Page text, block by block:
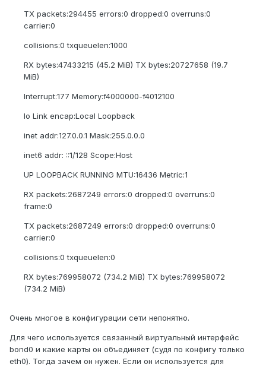
TX packets:294455 errors:0 dropped:0 overruns:0
carrier:0
collisions:0 txqueuelen:1000
RX bytes:47433215 (45.2 MiB) TX bytes:20727658 (19.7
MiB)
Interrupt:177 Memory:f4000000-f4012100
lo Link encap:Local Loopback
inet addr:127.0.0.1 Mask:255.0.0.0
inet6 addr: ::1/128 Scope:Host
UP LOOPBACK RUNNING MTU:16436 Metric:1
RX packets:2687249 errors:0 dropped:0 overruns:0
frame:0
TX packets:2687249 errors:0 dropped:0 overruns:0
carrier:0
collisions:0 txqueuelen:0
RX bytes:769958072 (734.2 MiB) TX bytes:769958072
(734.2 MiB)
Очень многое в конфигурации сети непонятно.
Для чего используется связанный виртуальный интерфейс
bond0 и какие карты он объединяет (судя по конфигу только
eth0). Тогда зачем он нужен. Если он используется для